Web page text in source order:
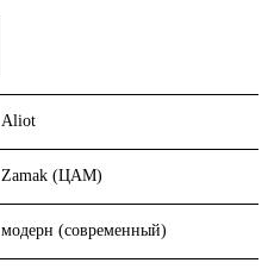
Aliot
Zamak (ЦАМ)
модерн (современный)